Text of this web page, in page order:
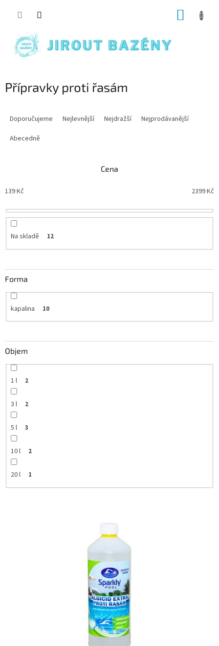
Přípravky proti řasám
Doporučujeme Nejlevnější Nejdražší
Nejprodávanější
Abecedně
Cena
139Kč 2399Kč
Na skladě 12
Forma
kapalina 10
Objem
1 l 2
3 l 2
5 l 3
10 l 2
20 l 1